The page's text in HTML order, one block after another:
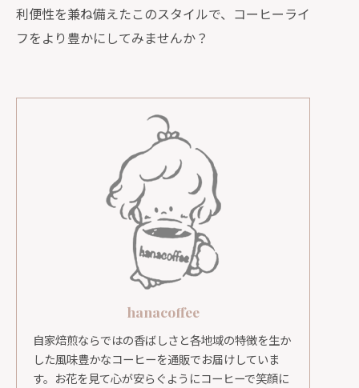
利便性を兼ね備えたこのスタイルで、コーヒーライ
フをより豊かにしてみませんか？
hanacoffee
自家焙煎ならではの香ばしさと各地域の特徴を生か
した風味豊かなコーヒーを通販でお届けしていま
す。お花を見て心が安らぐようにコーヒーで笑顔に